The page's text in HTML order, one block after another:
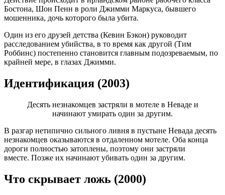
Бостона, Шон Пенн в роли Джимми Маркуса, бывшего
мошенника, дочь которого была убита.
Один из его друзей детства (Кевин Бэкон) руководит
расследованием убийства, в то время как другой (Тим
Роббинс) постепенно становится главным подозреваемым, по
крайней мере, в глазах Джимми.
Идентификация (2003)
Десять незнакомцев застряли в мотеле в Неваде и
начинают умирать один за другим.
В разгар нетипично сильного ливня в пустыне Невада десять
незнакомцев оказываются в отдаленном мотеле. Оба конца
дороги полностью затоплены, поэтому они застряли
вместе. Позже их начинают убивать один за другим.
Что скрывает ложь (2000)